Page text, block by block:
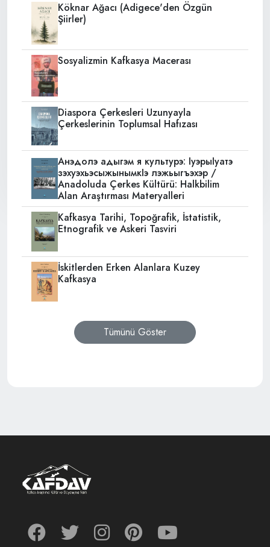
Köknar Ağacı (Adigece'den Özgün
Şiirler)
Sosyalizmin Kafkasya Macerası
Diaspora Çerkesleri Uzunyayla
Çerkeslerinin Toplumsal Hafızası
Анэдолэ адыгэм я культурэ: IуэрыIуатэ
зэхуэхьэсыжынымкIэ лэжьыгъэхэр /
Anadoluda Çerkes Kültürü: Halkbilim
Alan Araştırması Materyalleri
Kafkasya Tarihi, Topoğrafik, İstatistik,
Etnografik ve Askeri Tasviri
İskitlerden Erken Alanlara Kuzey
Kafkasya
Tümünü Göster